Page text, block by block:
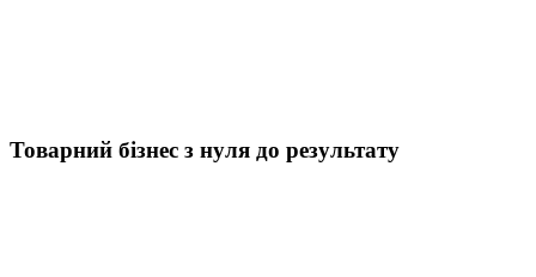
Товарний бізнес з нуля до результату